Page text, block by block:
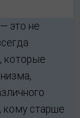
это не
которые
кому старше